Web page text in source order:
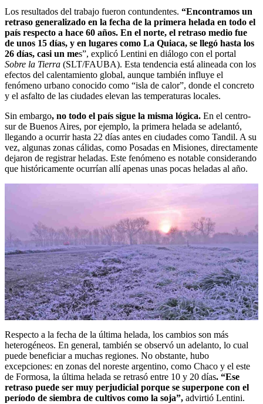
Los resultados del trabajo fueron contundentes. “Encontramos un
retraso generalizado en la fecha de la primera helada en todo el
país respecto a hace 60 años. En el norte, el retraso medio fue
de unos 15 días, y en lugares como La Quiaca, se llegó hasta los
26 días, casi un mes”, explicó Lentini en diálogo con el portal
Sobre la Tierra (SLT/FAUBA). Esta tendencia está alineada con los
efectos del calentamiento global, aunque también influye el
fenómeno urbano conocido como “isla de calor”, donde el concreto
y el asfalto de las ciudades elevan las temperaturas locales.
Sin embargo, no todo el país sigue la misma lógica. En el centro-
sur de Buenos Aires, por ejemplo, la primera helada se adelantó,
llegando a ocurrir hasta 22 días antes en ciudades como Tandil. A su
vez, algunas zonas cálidas, como Posadas en Misiones, directamente
dejaron de registrar heladas. Este fenómeno es notable considerando
que históricamente ocurrían allí apenas unas pocas heladas al año.
Respecto a la fecha de la última helada, los cambios son más
heterogéneos. En general, también se observó un adelanto, lo cual
puede beneficiar a muchas regiones. No obstante, hubo
excepciones: en zonas del noreste argentino, como Chaco y el este
de Formosa, la última helada se retrasó entre 10 y 20 días. “Ese
retraso puede ser muy perjudicial porque se superpone con el
período de siembra de cultivos como la soja”, advirtió Lentini.